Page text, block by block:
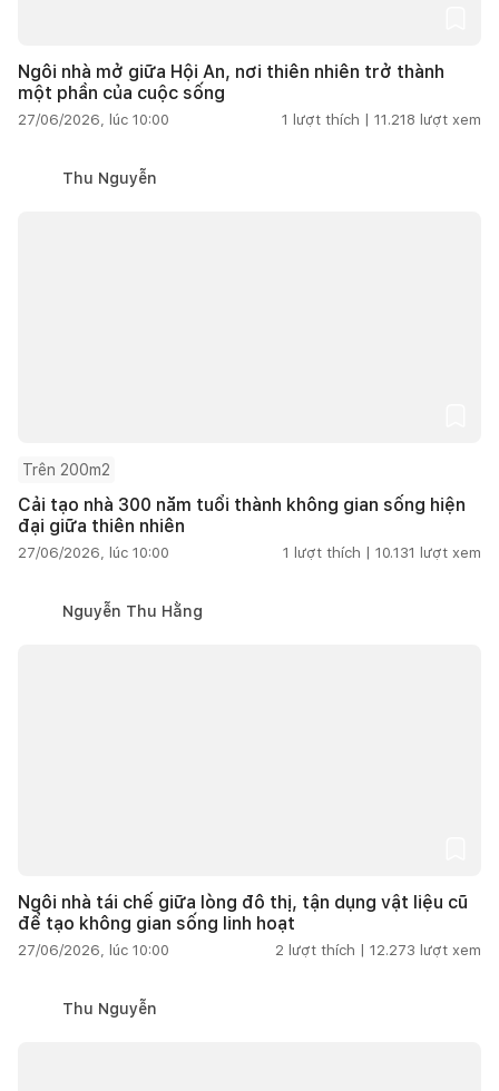
Ngôi nhà mở giữa Hội An, nơi thiên nhiên trở thành
một phần của cuộc sống
27/06/2026, lúc 10:00 1 lượt thích | 11.218 lượt xem
Thu Nguyễn
Trên 200m2
Cải tạo nhà 300 năm tuổi thành không gian sống hiện
đại giữa thiên nhiên
27/06/2026, lúc 10:00 1 lượt thích | 10.131 lượt xem
Nguyễn Thu Hằng
Ngôi nhà tái chế giữa lòng đô thị, tận dụng vật liệu cũ
để tạo không gian sống linh hoạt
27/06/2026, lúc 10:00 2 lượt thích | 12.273 lượt xem
Thu Nguyễn